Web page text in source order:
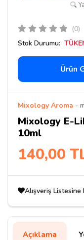
(0)
Stok Durumu:
Ürün
Mixology Aroma -
Mixology E-
10ml
140,00
Alışveriş Listesine
Açıklama